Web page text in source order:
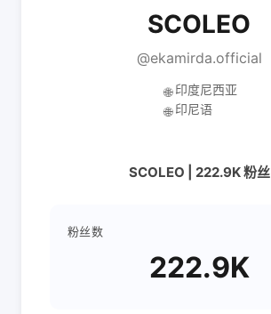
SCOLEO
@ekamirda.official
🌐 印度尼西亚
🌐 印尼语
SCOLEO | 222.9K 粉丝
粉丝数
222.9K